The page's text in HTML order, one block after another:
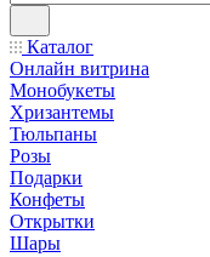
Каталог
Онлайн витрина
Монобукеты
Хризантемы
Тюльпаны
Розы
Подарки
Конфеты
Открытки
Шары